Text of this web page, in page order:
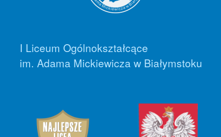
I Liceum Ogólnokształcące
im. Adama Mickiewicza w Białymstoku